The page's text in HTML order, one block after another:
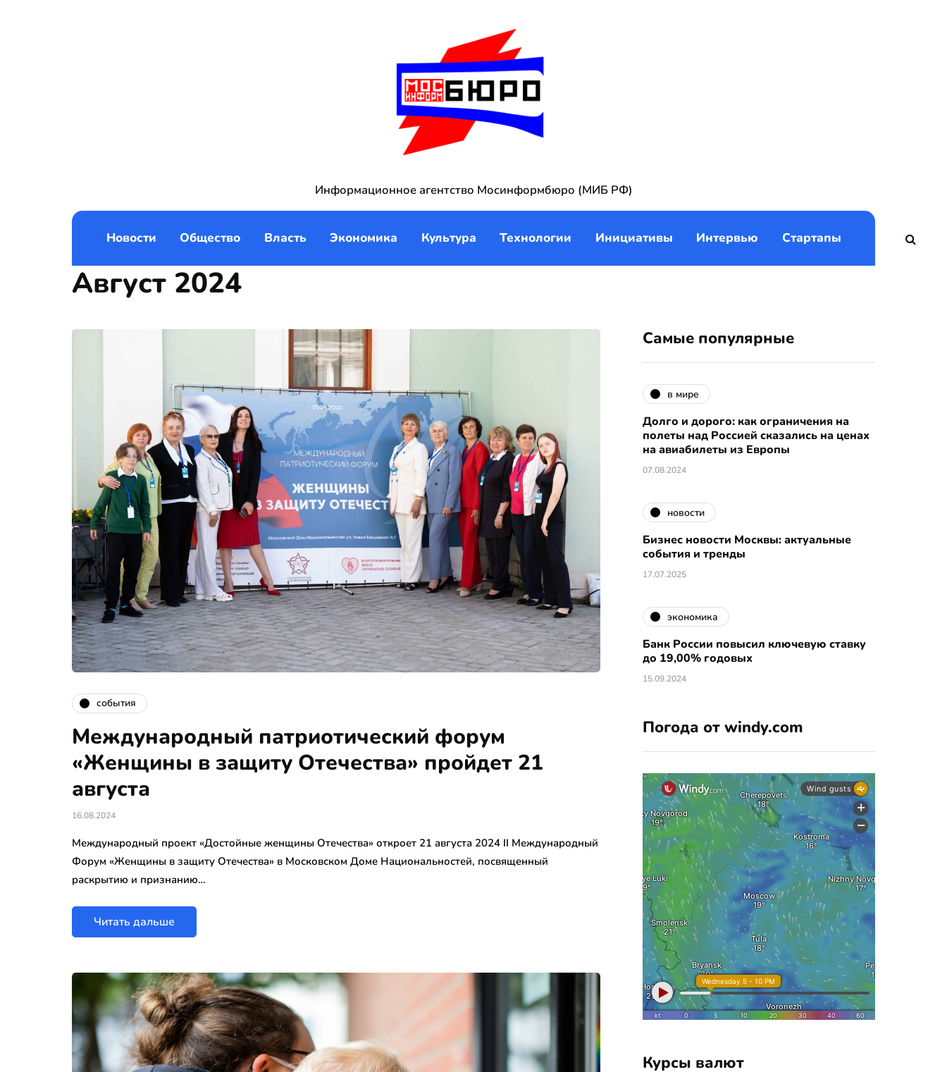
Информационное агентство Мосинформбюро (МИБ РФ)
Новости Общество Власть Экономика Культура Технологии Инициативы Интервью Стартапы
Август 2024
события
Международный патриотический форум
«Женщины в защиту Отечества» пройдет 21
августа
16.08.2024
Международный проект «Достойные женщины Отечества» откроет 21 августа 2024 II Международный
Форум «Женщины в защиту Отечества» в Московском Доме Национальностей, посвященный
раскрытию и признанию…
Читать дальше
Самые популярные
в мире
Долго и дорого: как ограничения на
полеты над Россией сказались на ценах
на авиабилеты из Европы
07.08.2024
новости
Бизнес новости Москвы: актуальные
события и тренды
17.07.2025
экономика
Банк России повысил ключевую ставку
до 19,00% годовых
15.09.2024
Погода от windy.com
Курсы валют